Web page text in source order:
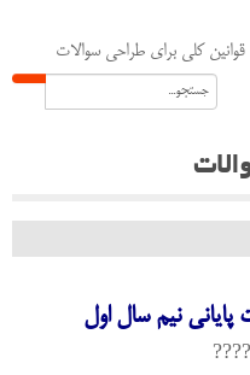
قوانین کلی برای طراحی سوالات
پایانی نیم سال اول